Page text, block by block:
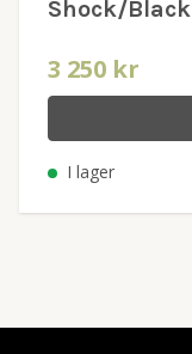
Shock/Black
3 250 kr
I lager